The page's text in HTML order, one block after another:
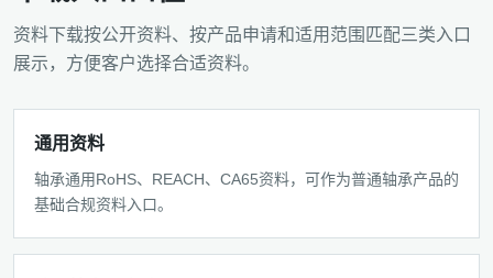
资料下载按公开资料、按产品申请和适用范围匹配三类入口
展示，方便客户选择合适资料。
通用资料
轴承通用RoHS、REACH、CA65资料，可作为普通轴承产品的
基础合规资料入口。